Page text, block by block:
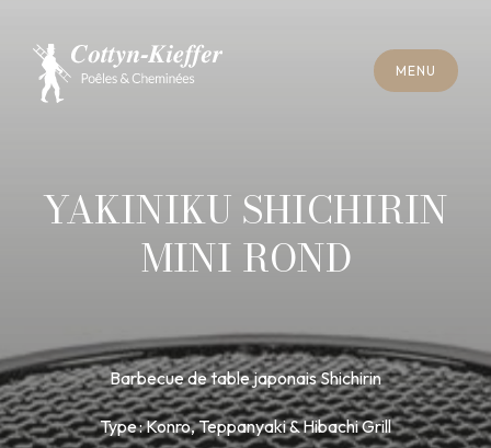
M EN U
MENU
F
R ME R
YAKINIKU SHICHIRIN
MINI ROND
Barbecue de table japonais Shichirin
Type : Konro, Teppanyaki & Hibachi Grill